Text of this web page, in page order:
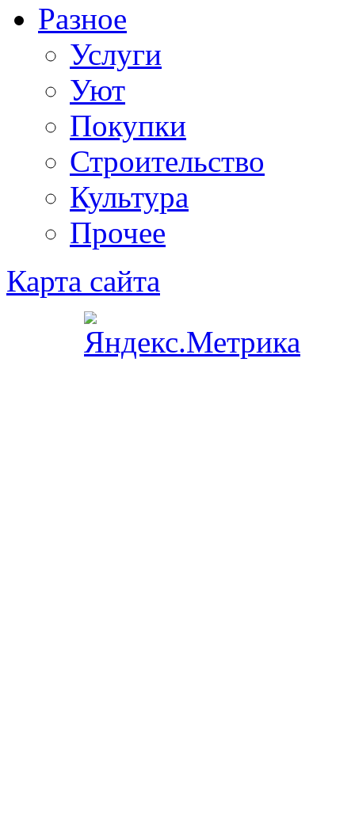
Разное
Услуги
Уют
Покупки
Строительство
Культура
Прочее
Карта сайта